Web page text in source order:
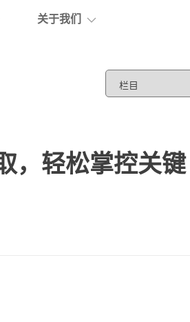
关于我们
通
公司动态
，轻松掌控关键